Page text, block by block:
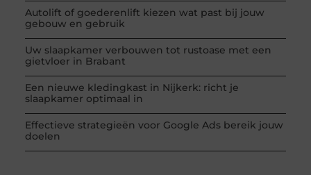
Autolift of goederenlift kiezen wat past bij jouw
gebouw en gebruik
Uw slaapkamer verbouwen tot rustoase met een
gietvloer in Brabant
Een nieuwe kledingkast in Nijkerk: richt je
slaapkamer optimaal in
Effectieve strategieën voor Google Ads bereik jouw
doelen